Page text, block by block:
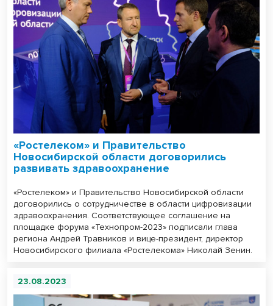
«Ростелеком» и Правительство
Новосибирской области договорились
развивать здравоохранение
«Ростелеком» и Правительство Новосибирской области
договорились о сотрудничестве в области цифровизации
здравоохранения. Соответствующее соглашение на
площадке форума «Технопром-2023» подписали глава
региона Андрей Травников и вице-президент, директор
Новосибирского филиала «Ростелекома» Николай Зенин.
23.08.2023